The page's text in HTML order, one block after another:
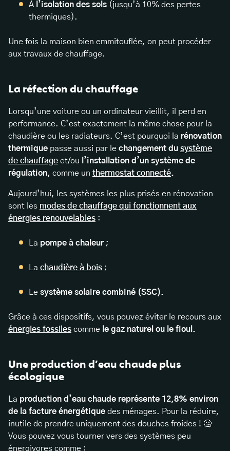
À l’isolation des sols (jusqu’à 10% des pertes
thermiques).
Une fois la maison bien emmitouflée, on peut procéder
aux travaux de chauffage.
La réfection du chauffage
Lorsqu’une voiture ou un ordinateur vieillit, il perd en
performance. C’est exactement la même chose pour la
chaudière ou les radiateurs. C’est pourquoi la rénovation
thermique passe aussi par le changement du système
de chauffage et/ou
l’installation d’un système de
régulation, comme un thermostat connecté.
Aujourd’hui, les systèmes les plus prisés en rénovation
sont les modes de chauffage qui fonctionnent aux
énergies renouvelables :
La pompe à chaleur;
La chaudière à bois ;
Le système solaire combiné (SSC).
Grâce à ces dispositifs, vous pouvez éviter le recours aux
énergies fossiles comme le gaz naturel ou le fioul.
Une production d’eau chaude plus
écologique
La production d’eau chaude représente 12,8% environ
de la facture énergétique des ménages. Pour la réduire,
inutile de prendre uniquement des douches froides ! 🥶
Vous pouvez vous tourner vers des systèmes peu
énergivores comme :